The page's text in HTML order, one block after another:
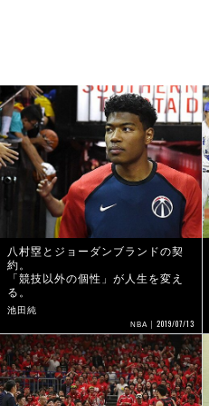
八村塁とジョーダンブランドの契
約。
「競技以外の個性」が人生を変え
る。
池田純
NBA 2019/07/13